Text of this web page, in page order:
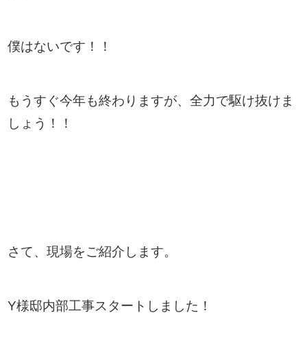
僕はないです！！
もうすぐ今年も終わりますが、全力で駆け抜けま
しょう！！
さて、現場をご紹介します。
Y様邸内部工事スタートしました！